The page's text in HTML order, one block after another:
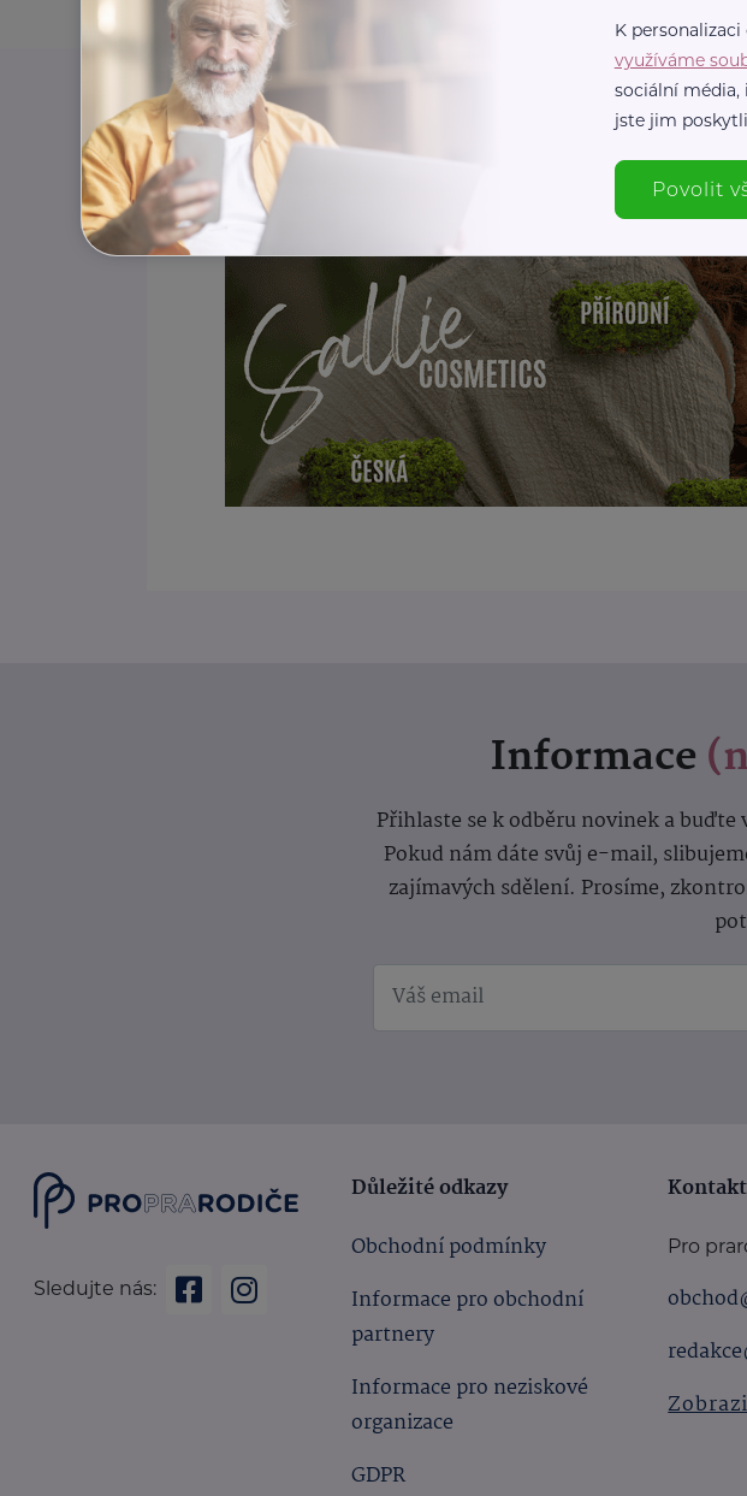
Informace
Přihlaste se k odběru novinek a buďte
Pokud nám dáte svůj e-mail,
zajímavých sdělení. Prosíme,
Sledujte nás:
Důležité odkazy
Obchodní podmínky
Informace pro obchodní
partnery
Informace pro neziskové
organizace
GDPR
Kontakt
Pro
K
využíváme
sociální
jste jim
Povolit